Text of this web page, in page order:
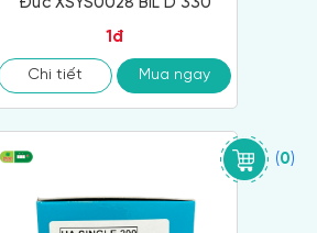
(0)
1đ
Chi tiết Mua ngay